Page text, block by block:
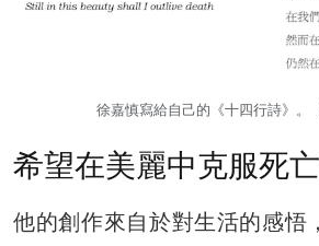
徐嘉慎寫給自己的《十四行詩》。
希望在美麗中克服死亡
他的創作來自於對生活的感悟